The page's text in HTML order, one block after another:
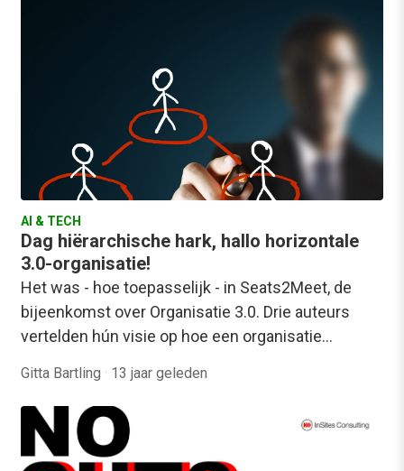
AI & TECH
Dag hiërarchische hark, hallo horizontale
3.0-organisatie!
Het was - hoe toepasselijk - in Seats2Meet, de
bijeenkomst over Organisatie 3.0. Drie auteurs
vertelden hún visie op hoe een organisatie…
Gitta Bartling · 13 jaar geleden